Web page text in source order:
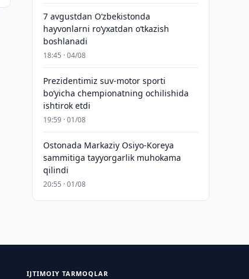
7 avgustdan O‘zbekistonda
hayvonlarni ro‘yxatdan o‘tkazish
boshlanadi
18:45 · 04/08
Prezidentimiz suv-motor sporti
bo‘yicha chempionatning ochilishida
ishtirok etdi
19:59 · 01/08
Ostonada Markaziy Osiyo-Koreya
sammitiga tayyorgarlik muhokama
qilindi
20:55 · 01/08
IJTIMOIY TARMOQLAR